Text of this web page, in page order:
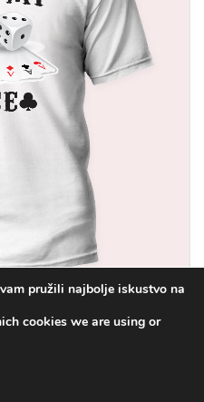
my ace
pružili najbolje iskustvo na
cookies we are using or